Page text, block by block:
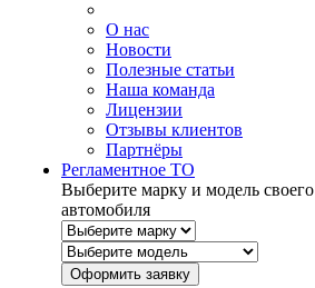
О нас
Новости
Полезные статьи
Наша команда
Лицензии
Отзывы клиентов
Партнёры
Регламентное ТО
Выберите марку и модель своего
автомобиля